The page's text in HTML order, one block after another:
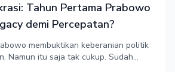
Tahun Pertama Prabowo
demi Percepatan?
membuktikan keberanian politik
Namun itu saja tak cukup. Sudah